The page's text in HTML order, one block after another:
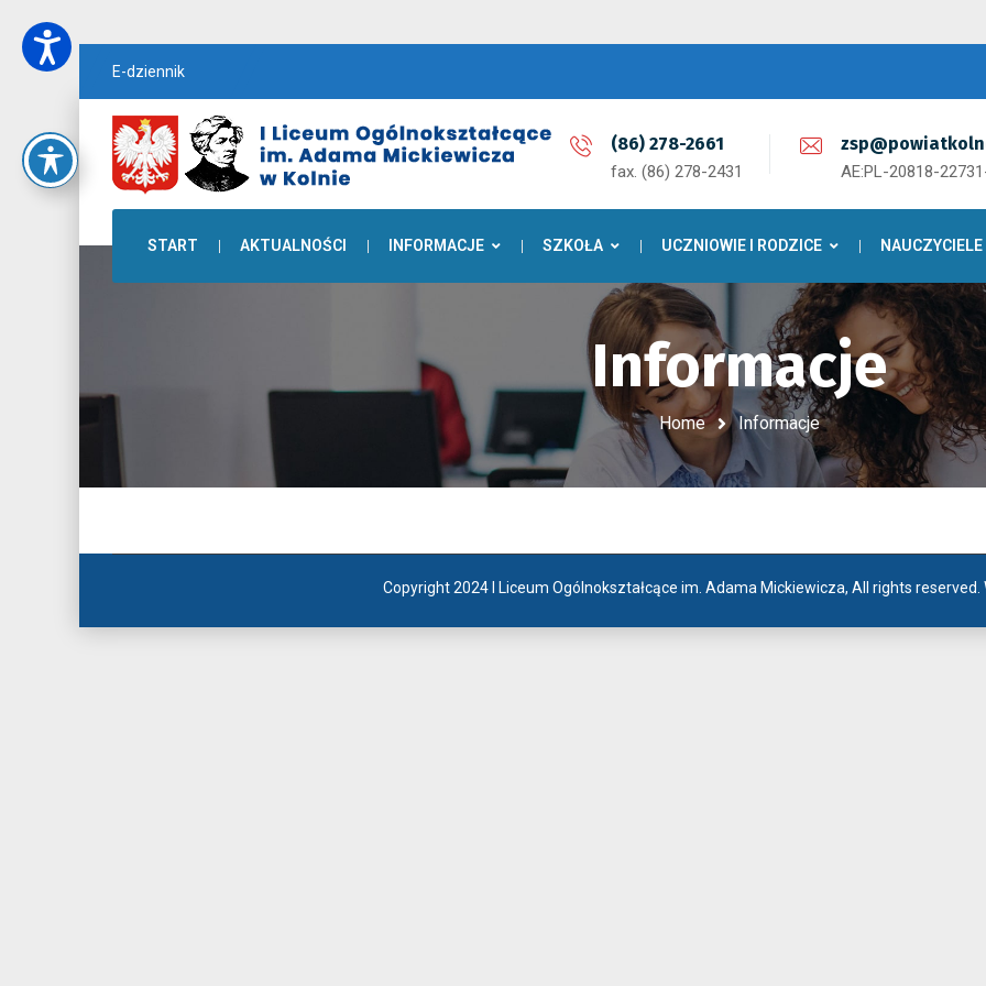
E-dziennik
(86) 278-2661
fax. (86) 278-2431 AE:PL-20818-
START AKTUALNOŚCI INFORMACJE SZKOŁA UCZNIOWIE I RODZICE NAUCZYCIELE
Informacje
Home Informacje
Copyright 2024 I Liceum Ogólnokształcące im. Adama Mickiewicza, All rights reserved.